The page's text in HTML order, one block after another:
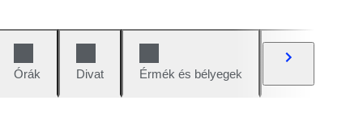
Órák Divat Érmék és bélyegek